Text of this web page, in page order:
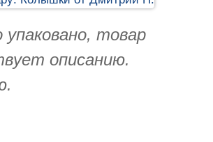
товар
описанию.